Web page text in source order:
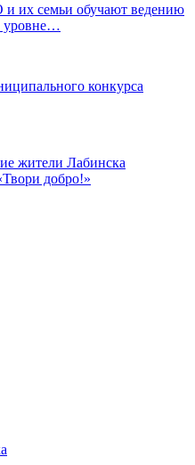
их семьи обучают ведению
уровне…
конкурса
жители Лабинска
добро!»